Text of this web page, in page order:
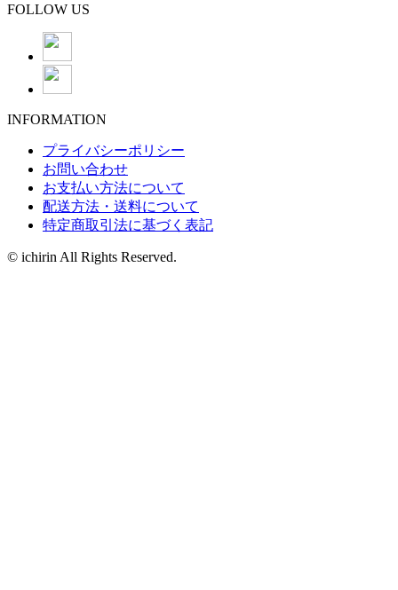
FOLLOW US
INFORMATION
プライバシーポリシー
お問い合わせ
お支払い方法について
配送方法・送料について
特定商取引法に基づく表記
© ichirin All Rights Reserved.